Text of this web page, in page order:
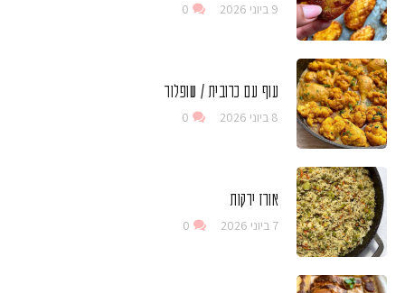
9 ביוני 2026 0
עוף עם כרובית / שופלור
8 ביוני 2026 0
אורז ירקות
7 ביוני 2026 0